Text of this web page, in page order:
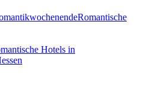
Romantische
Hotels in